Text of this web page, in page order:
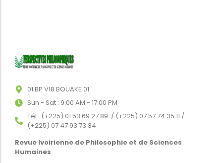
01 BP V18 BOUAKE 01
Sun - Sat : 9:00 AM - 17:00 PM
Tél : (+225) 01 53 69 27 89 / (+225) 07 57 74 35 11 /
(+225) 07 47 93 73 34
Revue Ivoirienne de Philosophie et de Sciences
Humaines